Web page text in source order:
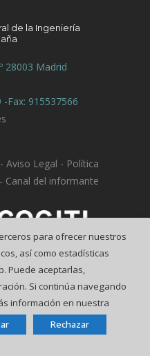
de la Ingeniería
28003 Madrid
Fax: 915537566
- Aviso Legal - Política
- Canal del informante
para ofrecer nuestros
así como estadísticas
Puede aceptarlas,
Si continúa navegando
información en nuestra
Rechazar